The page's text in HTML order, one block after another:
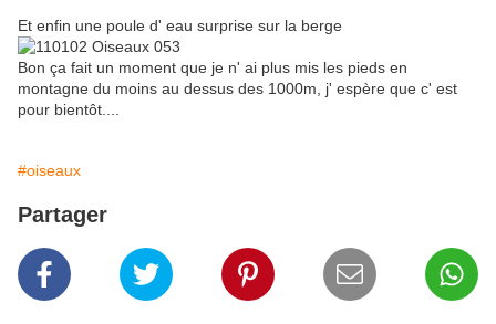
Et enfin une poule d' eau surprise sur la berge
Bon ça fait un moment que je n' ai plus mis les pieds en
montagne du moins au dessus des 1000m, j' espère que c' est
pour bientôt....
#oiseaux
Partager